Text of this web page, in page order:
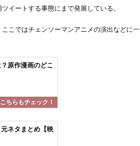
イートする事態にまで発展している。
こではチェンソーマンアニメの演出などに一
原作漫画のどこ
ネタまとめ【映